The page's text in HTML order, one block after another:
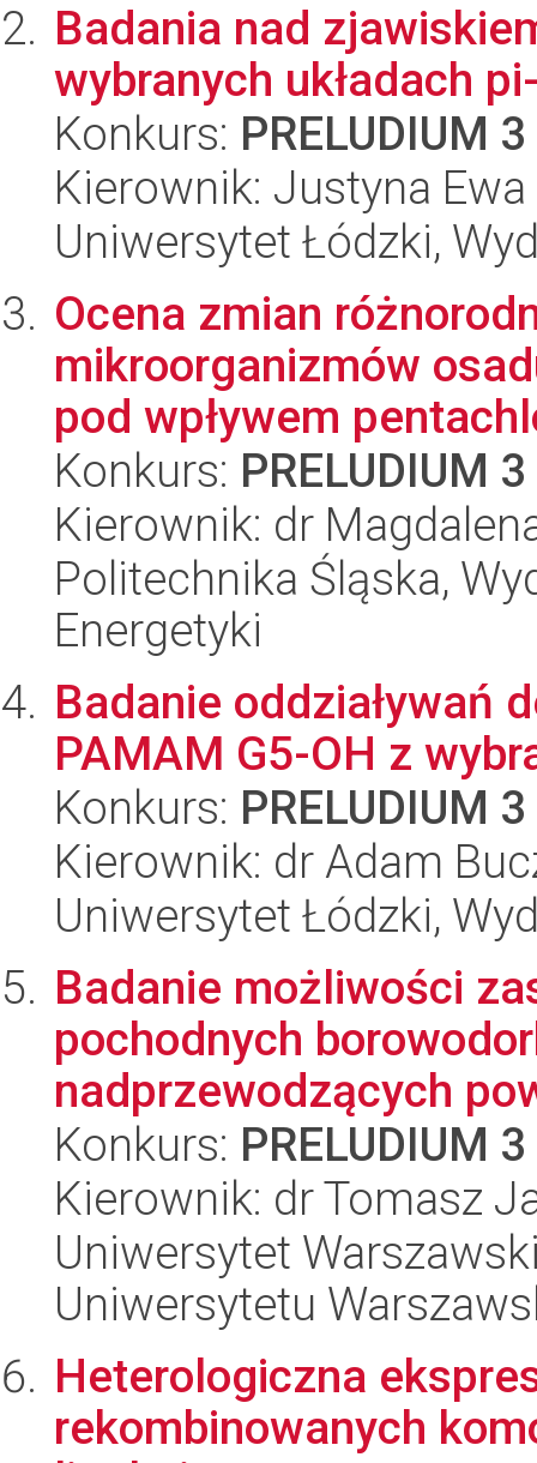
Badania nad
wybranych układach
Konkurs: PRELUDIUM 3
Kierownik: Justyna
Uniwersytet Łódzki,
Ocena zmian
mikroorganizmów
pod wpływem
Konkurs: PRELUDIUM 3
Kierownik: dr
Politechnika Śląska,
Energetyki
Badanie oddziaływań
PAMAM G5-OH z
Konkurs: PRELUDIUM 3
Kierownik: dr Adam
Uniwersytet Łódzki,
Badanie możliwości
pochodnych
nadprzewodzących
Konkurs: PRELUDIUM 3
Kierownik: dr Tomasz
Uniwersytet
Uniwersytetu
Heterologiczna
rekombinowanych